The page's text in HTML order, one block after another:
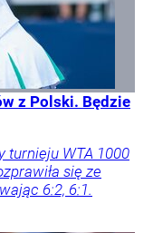
z Polski. Będzie
turnieju WTA 1000
się ze
6:2, 6:1.